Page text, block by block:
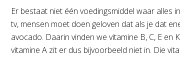
Er bestaat niet één voedingsmiddel waar alles
tv, mensen moet doen geloven dat als je dat
avocado. Daarin vinden we vitamine B, C, E
vitamine A zit er dus bijvoorbeeld niet in. Die